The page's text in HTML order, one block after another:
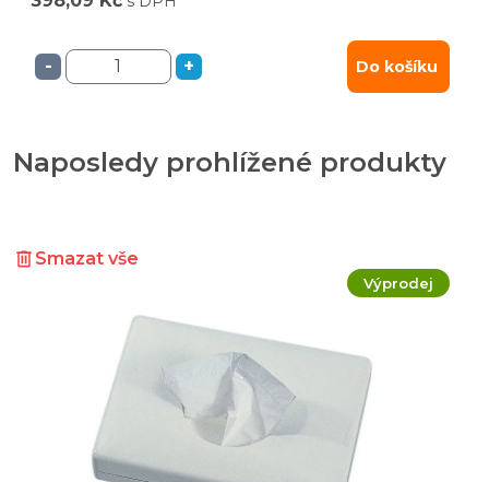
- + Do košíku
Naposledy prohlížené produkty
Smazat vše
Výprodej